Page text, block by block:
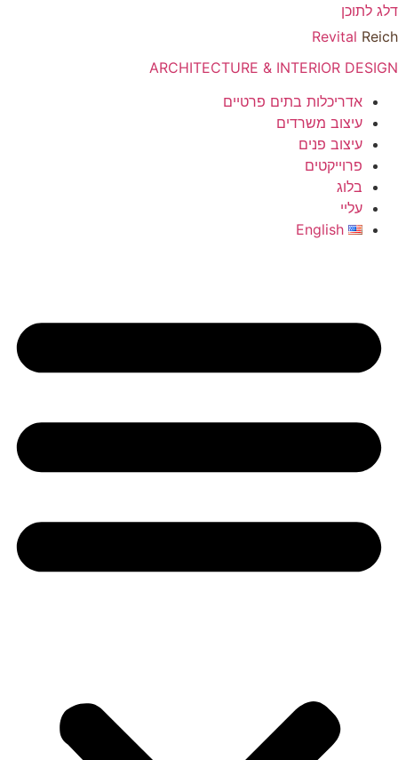
דלג לתוכן
Revital Reich
ARCHITECTURE & INTERIOR DESIGN
אדריכלות בתים פרטיים
עיצוב משרדים
עיצוב פנים
פרוייקטים
בלוג
עליי
English